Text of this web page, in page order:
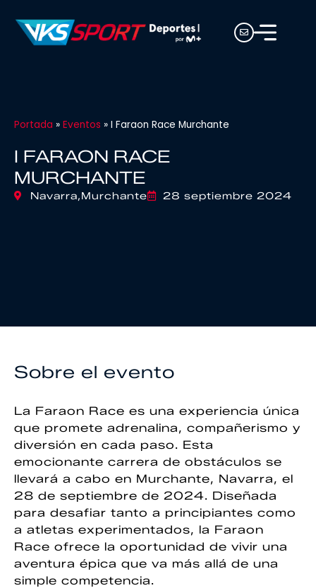
Portada » Eventos » I Faraon Race Murchante
I FARAON RACE
MURCHANTE
Navarra,Murchante 28 septiembre 2024
Sobre el evento
La Faraon Race es una experiencia única
que promete adrenalina, compañerismo y
diversión en cada paso. Esta
emocionante carrera de obstáculos se
llevará a cabo en Murchante, Navarra, el
28 de septiembre de 2024. Diseñada
para desafiar tanto a principiantes como
a atletas experimentados, la Faraon
Race ofrece la oportunidad de vivir una
aventura épica que va más allá de una
simple competencia.